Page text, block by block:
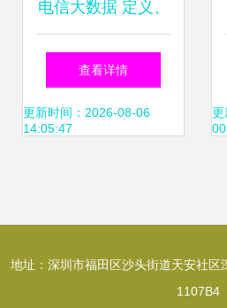
电信大数据 定义、
应用与未来趋势解
析
查看详情
更新时间：2026-08-06
14:05:47
更
地址：深圳市福田区沙头街道天安社区
1107B4